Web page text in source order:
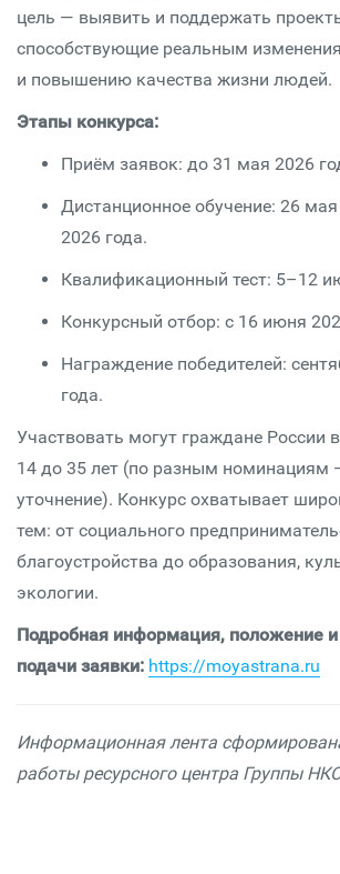
цель — выявить и поддержать
способствующие реальным
и повышению качества жизни людей.
Этапы конкурса:
Приём заявок: до 31 мая 2026
Дистанционное обучение: 26
2026 года.
Квалификационный тест: 5–12
Конкурсный отбор: с 16 июня
Награждение победителей:
года.
Участвовать могут граждане России
14 до 35 лет (по разным номинациям
уточнение). Конкурс охватывает
тем: от социального
благоустройства до образования,
экологии.
Подробная информация, положение
подачи заявки: https://moyastrana.ru
Информационная лента
работы ресурсного центра Группы